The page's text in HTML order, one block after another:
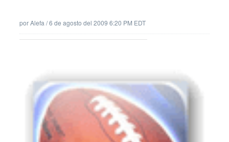
porAlefa /6 de agosto del 2009 6:20 PM EDT